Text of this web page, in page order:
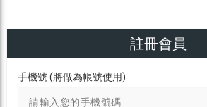
註冊會員
手機號 (將做為帳號使用)